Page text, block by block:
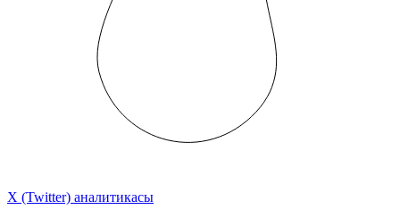
X (Twitter) аналитикасы